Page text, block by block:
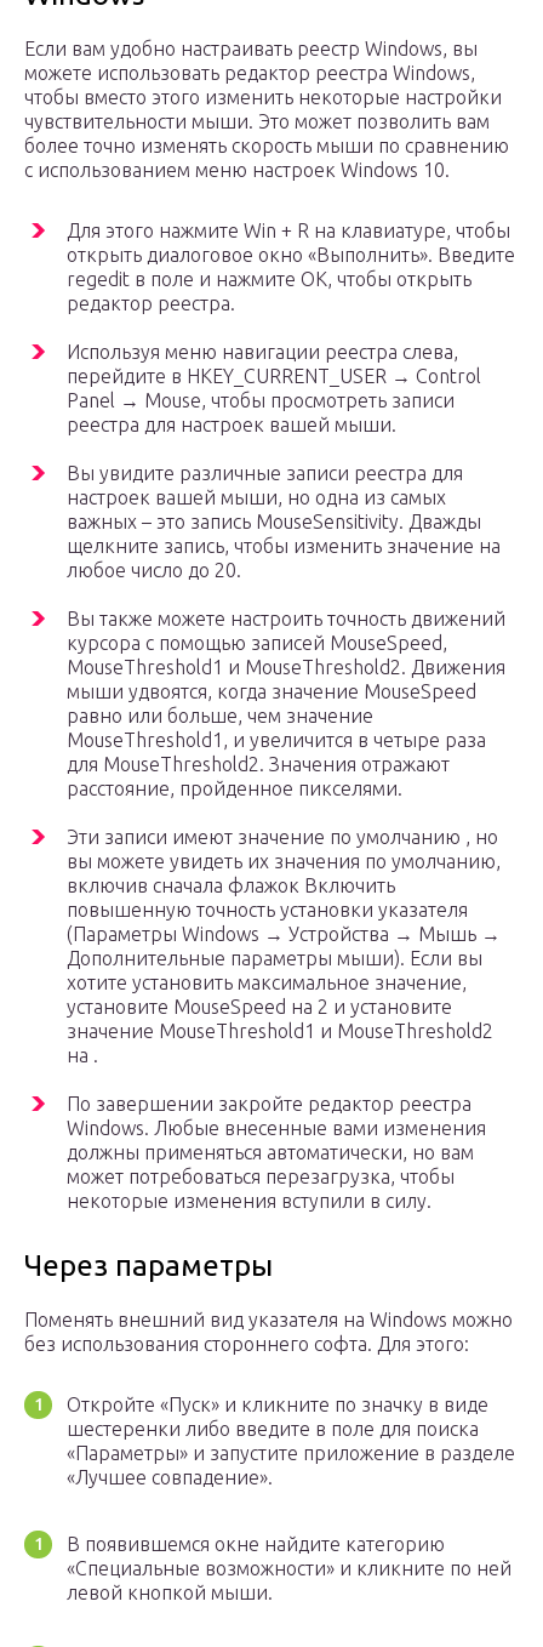
Если вам удобно настраивать реестр Windows, вы
можете использовать редактор реестра Windows,
чтобы вместо этого изменить некоторые настройки
чувствительности мыши. Это может позволить вам
более точно изменять скорость мыши по сравнению
с использованием меню настроек Windows 10.
Для этого нажмите Win + R на клавиатуре, чтобы
открыть диалоговое окно «Выполнить». Введите
regedit в поле и нажмите OK, чтобы открыть
редактор реестра.
Используя меню навигации реестра слева,
перейдите в HKEY_CURRENT_USER → Control
Panel → Mouse, чтобы просмотреть записи
реестра для настроек вашей мыши.
Вы увидите различные записи реестра для
настроек вашей мыши, но одна из самых
важных – это запись MouseSensitivity. Дважды
щелкните запись, чтобы изменить значение на
любое число до 20.
Вы также можете настроить точность движений
курсора с помощью записей MouseSpeed,
MouseThreshold1 и MouseThreshold2. Движения
мыши удвоятся, когда значение MouseSpeed
равно или больше, чем значение
MouseThreshold1, и увеличится в четыре раза
для MouseThreshold2. Значения отражают
расстояние, пройденное пикселями.
Эти записи имеют значение по умолчанию , но
вы можете увидеть их значения по умолчанию,
включив сначала флажок Включить
повышенную точность установки указателя
(Параметры Windows → Устройства → Мышь →
Дополнительные параметры мыши). Если вы
хотите установить максимальное значение,
установите MouseSpeed на 2 и установите
значение MouseThreshold1 и MouseThreshold2
на .
По завершении закройте редактор реестра
Windows. Любые внесенные вами изменения
должны применяться автоматически, но вам
может потребоваться перезагрузка, чтобы
некоторые изменения вступили в силу.
Через параметры
Поменять внешний вид указателя на Windows можно
без использования стороннего софта. Для этого:
Откройте «Пуск» и кликните по значку в виде
шестеренки либо введите в поле для поиска
«Параметры» и запустите приложение в разделе
«Лучшее совпадение».
В появившемся окне найдите категорию
«Специальные возможности» и кликните по ней
левой кнопкой мыши.